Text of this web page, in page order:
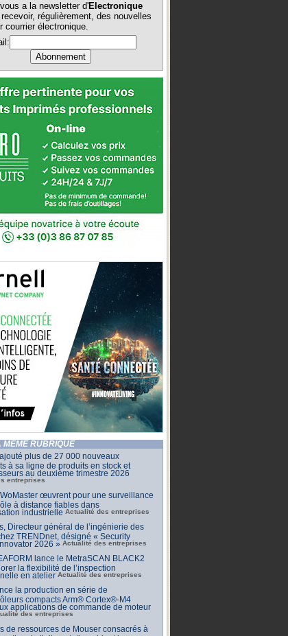
a la newsletter d'Electronique
régulièrement, des nouvelles
courrier électronique.
MÊME RUBRIQUE
plus de 27 000 nouveaux
à sa ligne de produits en stock et
au deuxième trimestre 2026
entreprises
œuvrent pour une surveillance
à distance fiables dans
industrielle Actualité des entreprises
Directeur général de l’ingénierie des
TRENDnet, désigné « Security
2026 » Actualité des entreprises
lance le MetraSCAN BLACK2
la flexibilité de l’inspection
en atelier Actualité des entreprises
la production en série de
compacts Arm® Cortex®-M4
applications de commande de moteur
des entreprises
de ressources de Mouser consacrés à